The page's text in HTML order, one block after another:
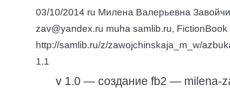
03/10/2014 ru Милена Валерьевна
zav@yandex.ru muha samlib.ru,
http://samlib.ru/z/zawojchinskaja_m_w/
1.1
v 1.0 — создание fb2 — milena-